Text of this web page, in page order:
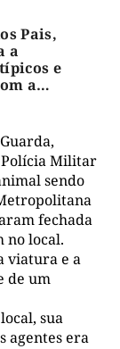
Pais,
a
e
a
Polícia Militar
sendo
fechada
no local.
viatura e a
de um
sua
agentes era